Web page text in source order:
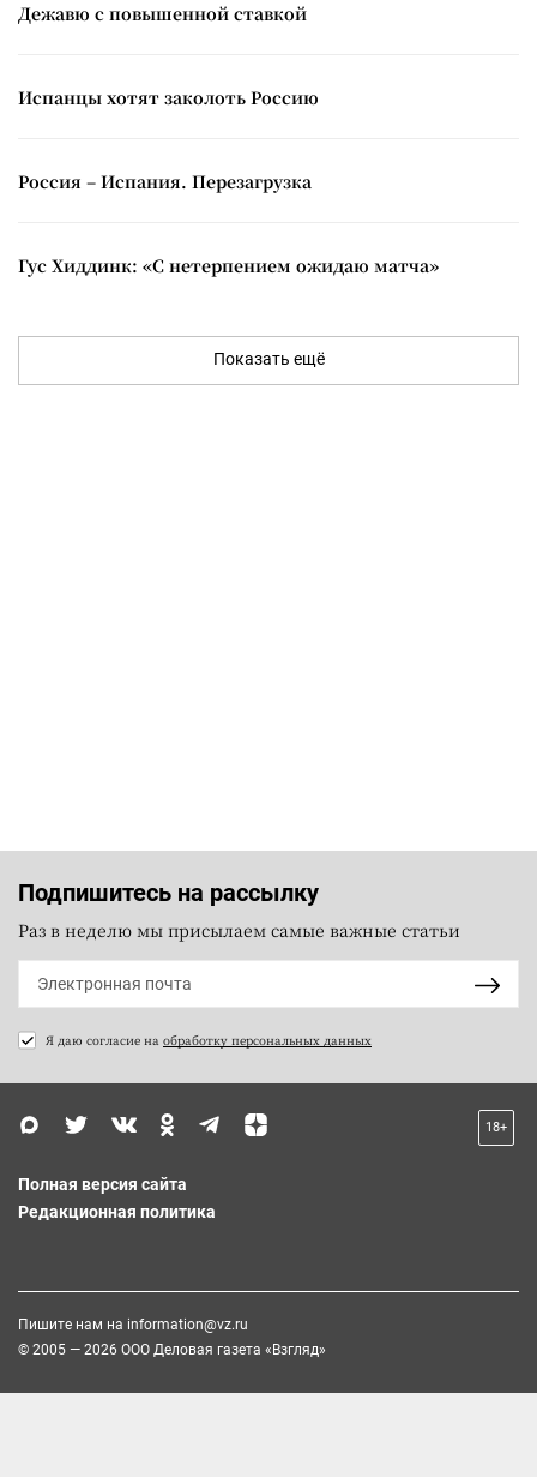
Дежавю с повышенной ставкой
Испанцы хотят заколоть Россию
Россия – Испания. Перезагрузка
Гус Хиддинк: «С нетерпением ожидаю матча»
Показать ещё
Подпишитесь на рассылку
Раз в неделю мы присылаем самые важные статьи
Я даю согласие на обработку персональных данных
18+
Полная версия сайта
Редакционная политика
Пишите нам на information@vz.ru
© 2005 — 2026 ООО Деловая газета «Взгляд»